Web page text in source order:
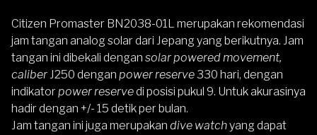
Citizen Promaster BN2038-01L merupakan rekomendasi
jam tangan analog solar dari Jepang yang berikutnya. Jam
tangan ini dibekali dengan solar powered movement,
caliberJ250 dengan power reserve330 hari, dengan
indikator power reservedi posisi pukul 9. Untuk akurasinya
hadir dengan +/- 15 detik per bulan.
Jam tangan ini juga merupakan dive watchyang dapat